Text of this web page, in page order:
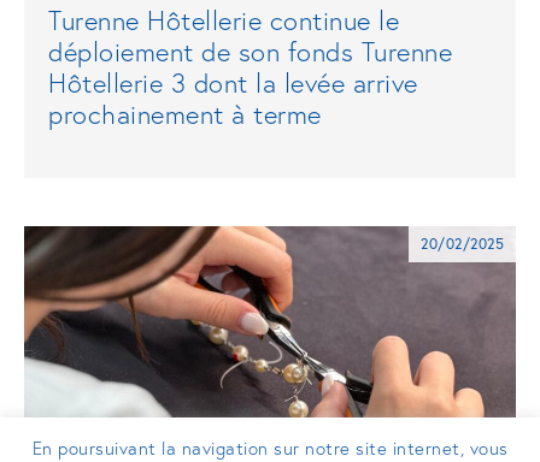
Turenne Hôtellerie continue le
déploiement de son fonds Turenne
Hôtellerie 3 dont la levée arrive
prochainement à terme
20/02/2025
En poursuivant la navigation sur notre site internet, vous